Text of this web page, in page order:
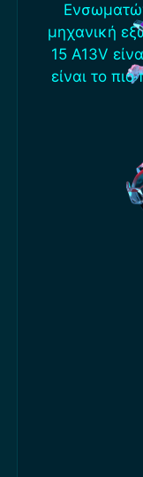
μηχανική
15 A13V
είναι το